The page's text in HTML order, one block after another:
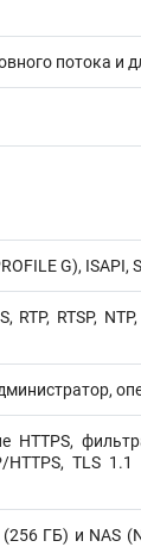
потока и
G), ISAPI,
RTP, RTSP,
TLS
ГБ) и NAS